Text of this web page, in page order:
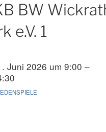
BW
e.V. 1
Juni 2026 um 9:00 –